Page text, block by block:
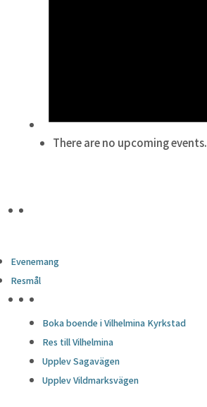
There are no upcoming events.
Evenemang
Resmål
Boka boende i Vilhelmina Kyrkstad
Res till Vilhelmina
Upplev Sagavägen
Upplev Vildmarksvägen